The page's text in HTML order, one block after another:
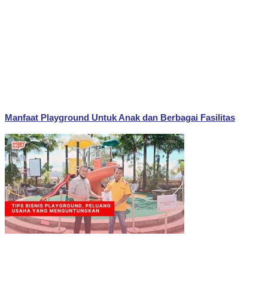
Manfaat Playground Untuk Anak dan Berbagai Fasilitas